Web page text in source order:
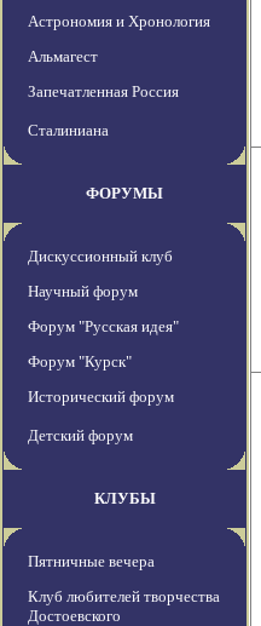
Астрономия и Хронология
Альмагест
Запечатленная Россия
Сталиниана
ФОРУМЫ
Дискуссионный клуб
Научный форум
Форум "Русская идея"
Форум "Курск"
Исторический форум
Детский форум
КЛУБЫ
Пятничные вечера
Клуб любителей творчества
Достоевского